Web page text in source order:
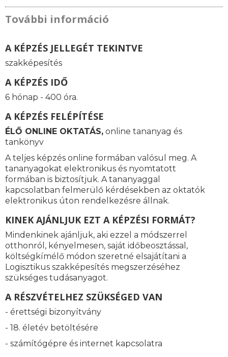
További információ
A KÉPZÉS JELLEGÉT TEKINTVE
szakképesítés
A KÉPZÉS IDŐ
6 hónap - 400 óra.
A KÉPZÉS FELÉPÍTÉSE
ÉLŐ ONLINE OKTATÁS, online tananyag és
tankönyv
A teljes képzés online formában valósul meg. A
tananyagokat elektronikus és nyomtatott
formában is biztosítjuk. A tananyaggal
kapcsolatban felmerülő kérdésekben az oktatók
elektronikus úton rendelkezésre állnak.
KINEK AJÁNLJUK EZT A KÉPZÉSI FORMÁT?
Mindenkinek ajánljuk, aki ezzel a módszerrel
otthonról, kényelmesen, saját időbeosztással,
költségkímélő módon szeretné elsajátítani a
Logisztikus szakképesítés megszerzéséhez
szükséges tudásanyagot.
A RÉSZVÉTELHEZ SZÜKSÉGED VAN
- érettségi bizonyítvány
- 18. életév betöltésére
- számítógépre és internet kapcsolatra